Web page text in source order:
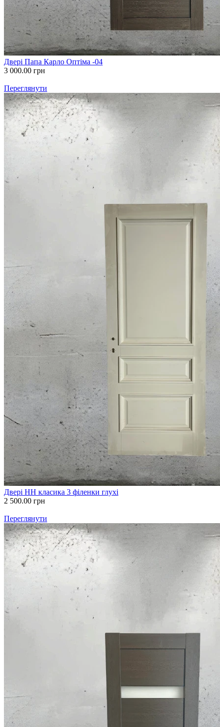
Двері Папа Карло Оптіма -04
3 000.00 грн
Переглянути
Двері НН класика 3 філенки глухі
2 500.00 грн
Переглянути